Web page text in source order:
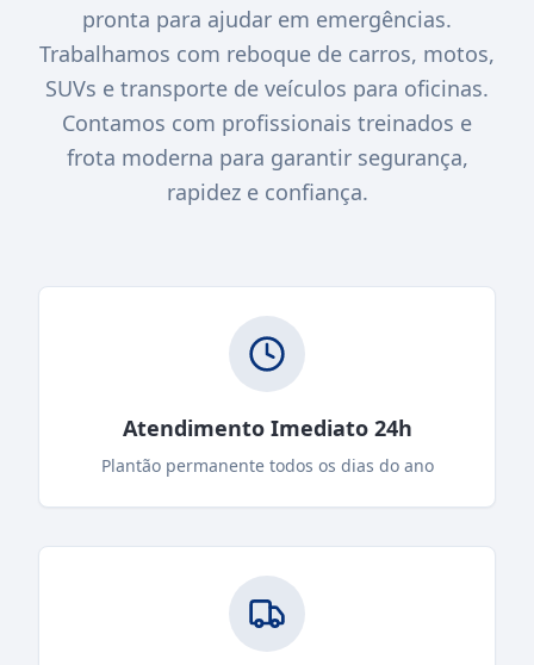
pronta para ajudar em emergências.
Trabalhamos com reboque de carros, motos,
SUVs e transporte de veículos para oficinas.
Contamos com profissionais treinados e
frota moderna para garantir segurança,
rapidez e confiança.
Atendimento Imediato 24h
Plantão permanente todos os dias do ano